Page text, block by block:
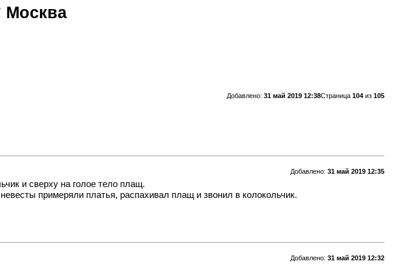
Страница 104из 105
Добавлено: 31 май 2019 12:38
Добавлено: 31 май 2019 12:35
и сверху на голое тело плащ.
примеряли платья, распахивал плащ и звонил в колокольчик.
Добавлено: 31 май 2019 12:32